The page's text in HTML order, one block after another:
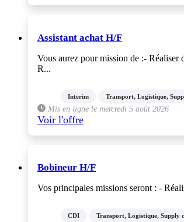
Assistant achat H/F
Vous aurez pour mission de :- Réaliser
R...
Interim Transport, Logistique,
Mis en ligne le mercredi 5 août 2026
Voir l'offre
Bobineur H/F
Vos principales missions seront : -
CDI Transport, Logistique, Supply